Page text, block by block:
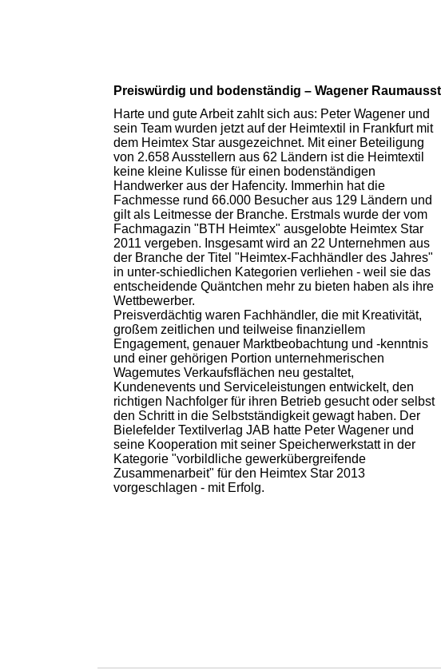
Preiswürdig und bodenständig – Wagener
Harte und gute Arbeit zahlt sich aus: Peter Wagener und
sein Team wurden jetzt auf der Heimtextil in Frankfurt mit
dem Heimtex Star ausgezeichnet. Mit einer Beteiligung
von 2.658 Ausstellern aus 62 Ländern ist die Heimtextil
keine kleine Kulisse für einen bodenständigen
Handwerker aus der Hafencity. Immerhin hat die
Fachmesse rund 66.000 Besucher aus 129 Ländern und
gilt als Leitmesse der Branche. Erstmals wurde der vom
Fachmagazin "BTH Heimtex" ausgelobte Heimtex Star
2011 vergeben. Insgesamt wird an 22 Unternehmen aus
der Branche der Titel "Heimtex-Fachhändler des Jahres"
in unter-schiedlichen Kategorien verliehen - weil sie das
entscheidende Quäntchen mehr zu bieten haben als ihre
Wettbewerber.
Preisverdächtig waren Fachhändler, die mit Kreativität,
großem zeitlichen und teilweise finanziellem
Engagement, genauer Marktbeobachtung und -kenntnis
und einer gehörigen Portion unternehmerischen
Wagemutes Verkaufsflächen neu gestaltet,
Kundenevents und Serviceleistungen entwickelt, den
richtigen Nachfolger für ihren Betrieb gesucht oder selbst
den Schritt in die Selbstständigkeit gewagt haben. Der
Bielefelder Textilverlag JAB hatte Peter Wagener und
seine Kooperation mit seiner Speicherwerkstatt in der
Kategorie "vorbildliche gewerkübergreifende
Zusammenarbeit" für den Heimtex Star 2013
vorgeschlagen - mit Erfolg.